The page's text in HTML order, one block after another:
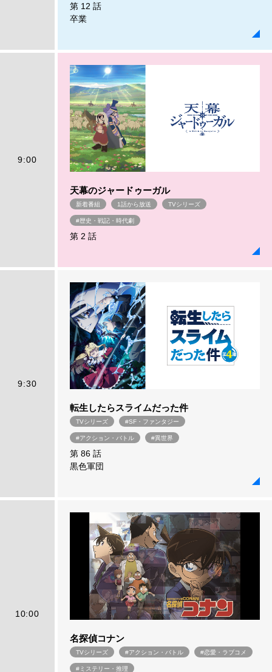
第 12 話
卒業
9:00
天幕のジャードゥーガル
新着番組 1話から放送 TVシリーズ
#歴史・戦記・時代劇
第 2 話
9:30
転生したらスライムだった件
TVシリーズ #SF・ファンタジー
#アクション・バトル #異世界
第 86 話
黒色軍団
10:00
名探偵コナン
TVシリーズ #アクション・バトル #恋愛・ラブコメ
#ミステリー・推理